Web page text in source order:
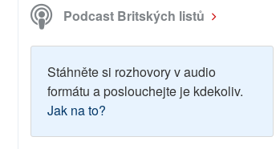
Podcast Britských listů
Stáhněte si rozhovory v audio
formátu a poslouchejte je kdekoliv.
Jak na to?